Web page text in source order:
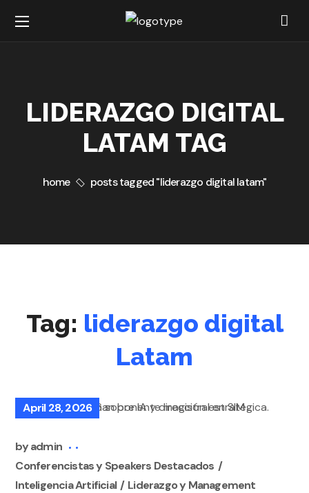
LIDERAZGO DIGITAL
LATAM TAG
home posts tagged "liderazgo digital latam"
Tag: liderazgo digital
Latam
April 28, 2026
byadmin
Conferencistas y Speakers Destacados
Inteligencia Artificial
Liderazgo y Management